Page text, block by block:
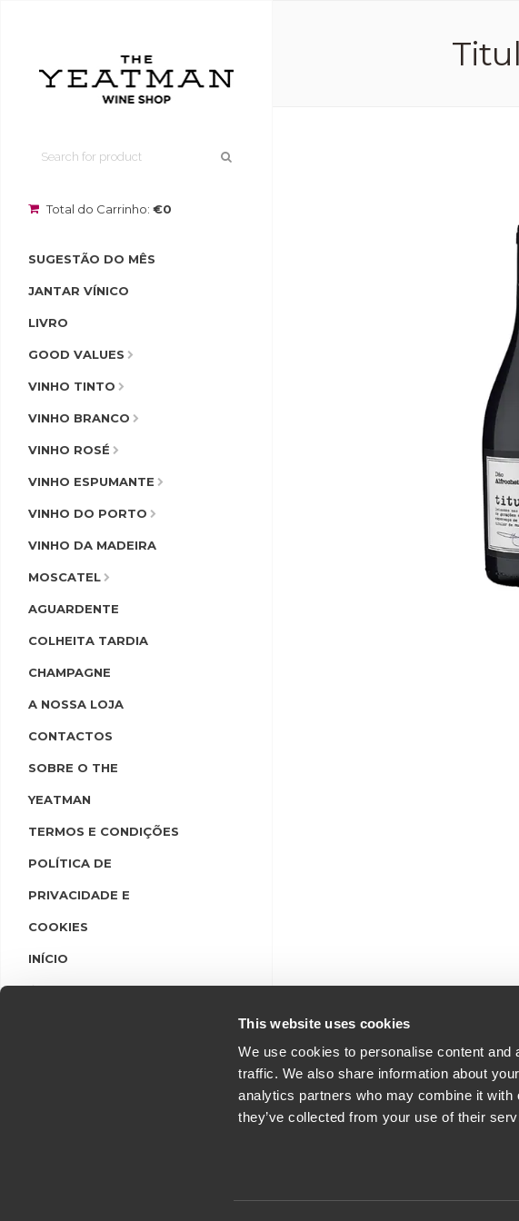
This website uses cookies
We use cookies to personalise content
traffic. We also share information about
analytics partners who may combine it with
they’ve collected from your use of their
Total do Carrinho: €0
SUGESTÃO DO MÊS
JANTAR VÍNICO
LIVRO
GOOD VALUES
VINHO TINTO
VINHO BRANCO
VINHO ROSÉ
VINHO ESPUMANTE
VINHO DO PORTO
VINHO DA MADEIRA
MOSCATEL
AGUARDENTE
COLHEITA TARDIA
CHAMPAGNE
A NOSSA LOJA
CONTACTOS
SOBRE O THE
YEATMAN
TERMOS E CONDIÇÕES
POLÍTICA DE
PRIVACIDADE E
COOKIES
INÍCIO
LINGUAS